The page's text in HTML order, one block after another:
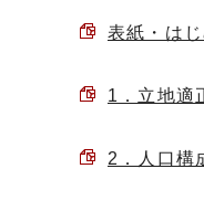
表紙・は
1．立地適
2．人口構